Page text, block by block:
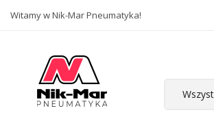
Witamy w Nik-Mar Pneumatyka!